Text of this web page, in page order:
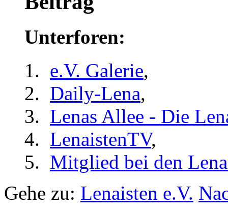
Unterforen:
e.V. Galerie,
Daily-Lena,
Lenas Allee - Die
LenaistenTV,
Mitglied bei den
Gehe zu: Lenaisten e.V.